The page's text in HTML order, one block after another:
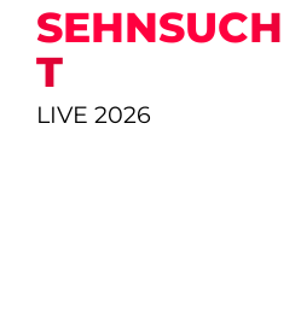
SEHNSUCH
T
LIVE 2026